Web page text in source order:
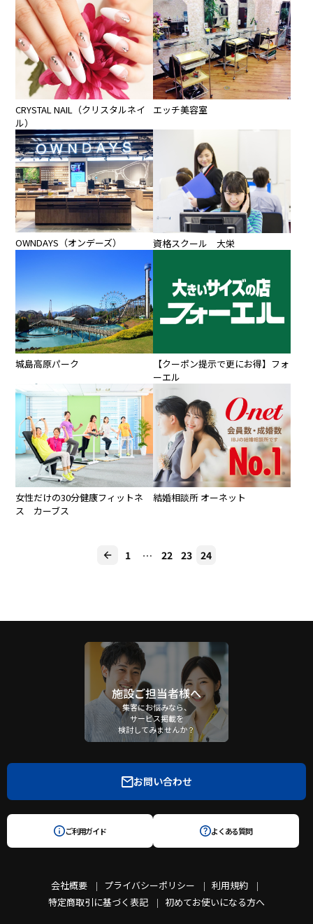
CRYSTAL NAIL（クリスタルネイ
ル）
エッチ美容室
OWNDAYS（オンデーズ） 資格スクール 大栄
城島高原パーク
【クーポン提示で更にお得】フォ
ーエル
女性だけの30分健康フィットネ
ス カーブス
結婚相談所 オーネット
1 … 22 23 24
施設ご担当者様へ
集客にお悩みなら、
サービス掲載を
検討してみませんか？
会社概要 プライバシーポリシー
利用規約
特定商取引に基づく表記
初めてお使いになる方へ
お問い合わせ
ご利用ガイド よくある質問